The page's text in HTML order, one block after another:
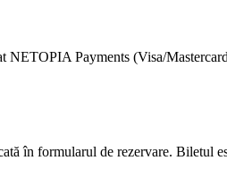
Payments (Visa/
în formularul de rezervare. Biletul